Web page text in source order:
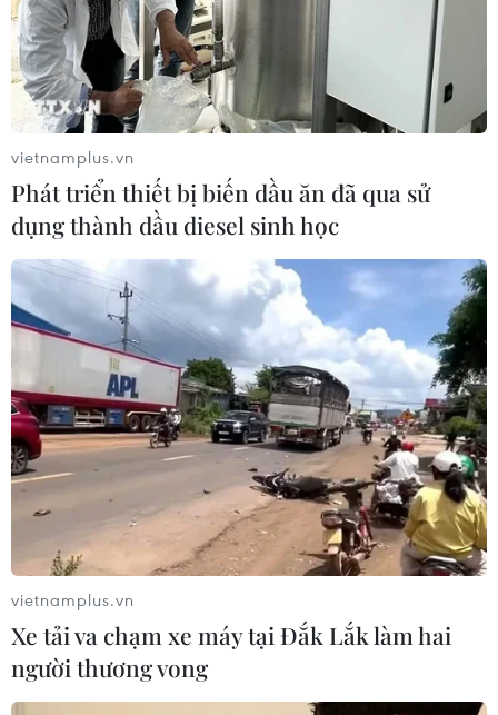
Sau hai lần giảm, giá xăng E5 RON92 còn
19.358 đồng mỗi lít
16/08/2019 08:16
Từ 15 giờ ngày 16/8, xăng E5 RON92 giảm 544
đồng/lít, xăng RON95-III giảm 514 đồng/lít. Trong khi
dầu diesel 0,05S giảm 519 đồng/lít, dầu hỏa giảm 570
đồng/lít và dầu mazút 3.5S giảm 1.855 đồng/kg.
vietnamplus.vn
Phát triển thiết bị biến dầu ăn đã qua sử
dụng thành dầu diesel sinh học
vietnamplus.vn
Xe tải va chạm xe máy tại Đắk Lắk làm hai
người thương vong